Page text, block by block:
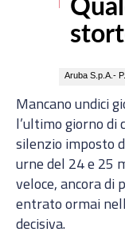
Mancano undici
l’ultimo giorno di
silenzio imposto
urne del 24 e 25
veloce, ancora di
entrato ormai
decisiva.